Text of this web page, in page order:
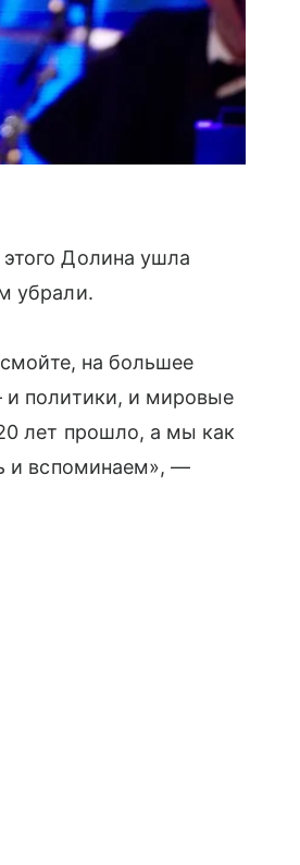
Долина ушла
убрали.
на большее
и политики, и мировые
лет прошло, а мы как
и вспоминаем», —